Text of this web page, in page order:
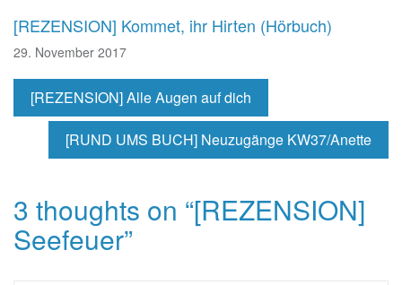
[REZENSION] Kommet, ihr Hirten (Hörbuch)
29. November 2017
[REZENSION] Alle Augen auf dich
[RUND UMS BUCH] Neuzugänge KW37/Anette
3 thoughts on “[REZENSION]
Seefeuer”